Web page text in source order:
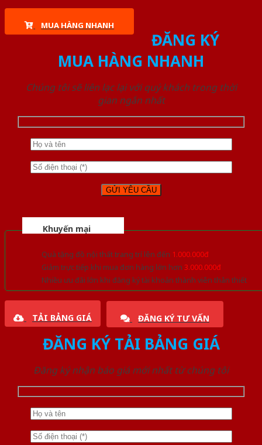
MUA HÀNG NHANH
ĐĂNG KÝ
MUA HÀNG NHANH
Chúng tôi sẽ liên lạc lại với quý khách trong thời
gian ngắn nhất
Khuyến mại
Quà tặng đồ nội thất trang trí lên đến 1.000.000đ
Giảm trực tiếp khi mua đơn hàng lớn hơn 3.000.000đ
Nhiều ưu đãi lớn khi đăng ký tài khoản thành viên thân thiết
TẢI BẢNG GIÁ ĐĂNG KÝ TƯ VẤN
ĐĂNG KÝ TẢI BẢNG GIÁ
Đăng ký nhận báo giá mới nhất từ chúng tôi